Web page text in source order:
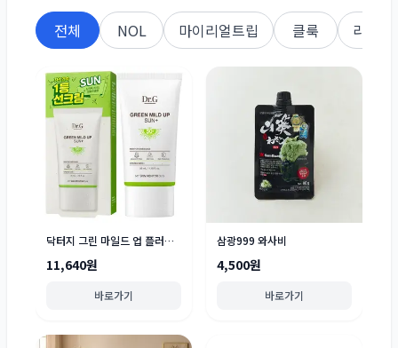
전체 NOL 마이리얼트립 클룩 라쿠텐
닥터지 그린 마일드 업 플러스 선크림 SPF50+ PA++++
11,640원
바로가기
삼광999 와사비
4,500원
바로가기